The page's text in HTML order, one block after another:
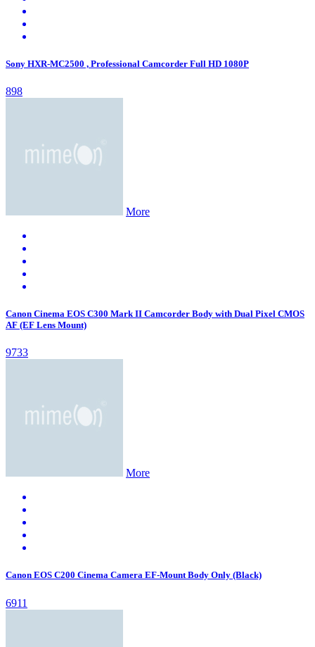
Sony HXR-MC2500 , Professional Camcorder Full HD 1080P
898
More
Canon Cinema EOS C300 Mark II Camcorder Body with Dual Pixel CMOS
AF (EF Lens Mount)
9733
More
Canon EOS C200 Cinema Camera EF-Mount Body Only (Black)
6911